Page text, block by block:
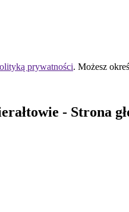
prywatności. Możesz
- Strona